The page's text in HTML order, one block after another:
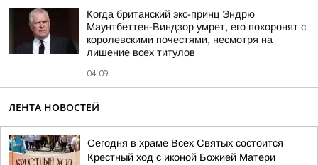
Когда британский экс-принц Эндрю
Маунтбеттен-Виндзор умрет, его похоронят с
королевскими почестями, несмотря на
лишение всех титулов
04:09
ЛЕНТА НОВОСТЕЙ
Сегодня в храме Всех Святых состоится
Крестный ход с иконой Божией Матери